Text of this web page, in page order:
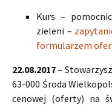
Kurs –
zieleni –
formularzem
22.08.2017–
63-000 Środa
cenowej (oferty) na